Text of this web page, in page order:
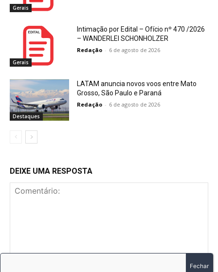
Gerais
Gerais
Intimação por Edital – Ofício nº 470 /2026
– WANDERLEI SCHONHOLZER
Redação - 6 de agosto de 2026
Destaques
LATAM anuncia novos voos entre Mato
Grosso, São Paulo e Paraná
Redação - 6 de agosto de 2026
DEIXE UMA RESPOSTA